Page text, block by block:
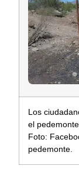
Los
el pedemonte.
Foto:
pedemonte.